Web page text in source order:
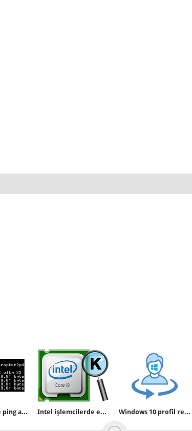
bat dosyası ile ping atalım Intel işlemcilerde en sondaki harf ne anlama gelir Windows 10 profil resmi nasıl değiştirilir